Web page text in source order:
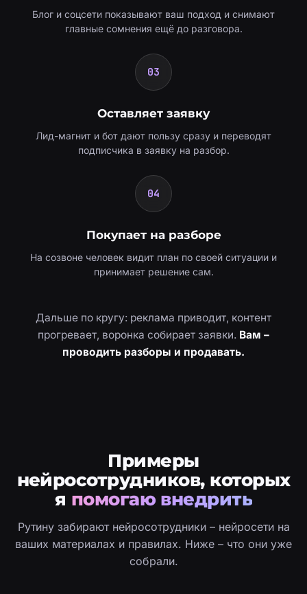
Блог и соцсети показывают ваш подход и снимают
главные сомнения ещё до разговора.
03
Оставляет заявку
Лид-магнит и бот дают пользу сразу и переводят
подписчика в заявку на разбор.
04
Покупает на разборе
На созвоне человек видит план по своей ситуации и
принимает решение сам.
Дальше по кругу: реклама приводит, контент
прогревает, воронка собирает заявки. Вам –
проводить разборы и продавать.
Примеры
нейросотрудников, которых
я помогаю внедрить
Рутину забирают нейросотрудники – нейросети на
ваших материалах и правилах. Ниже – что они уже
собрали.